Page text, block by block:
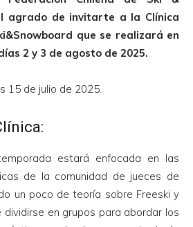
agrado de invitarte a la Clínica
que se realizará en
2 y 3 de agosto de 2025.
15 de julio de 2025.
estará enfocada en las
de la comunidad de jueces de
un poco de teoría sobre Freeski y
en grupos para abordar los